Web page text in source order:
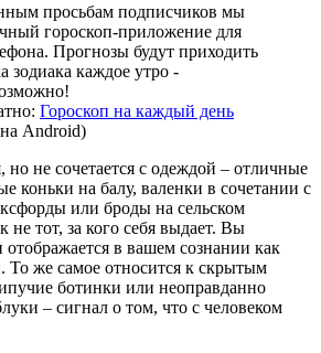
просьбам подписчиков мы
гороскоп-приложение для
Прогнозы будут приходить
зодиака каждое утро -
Гороскоп на каждый день
Android)
но не сочетается с одеждой – отличные
коньки на балу, валенки в сочетании с
или броды на сельском
не тот, за кого себя выдает. Вы
отображается в вашем сознании как
То же самое относится к скрытым
ботинки или неоправданно
– сигнал о том, что с человеком